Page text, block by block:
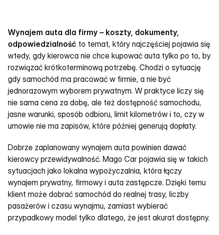
Wynajem auta dla firmy – koszty, dokumenty,
odpowiedzialność to temat, który najczęściej pojawia się
wtedy, gdy kierowca nie chce kupować auta tylko po to, by
rozwiązać krótkoterminową potrzebę. Chodzi o sytuację
gdy samochód ma pracować w firmie, a nie być
jednorazowym wyborem prywatnym. W praktyce liczy się
nie sama cena za dobę, ale też dostępność samochodu,
jasne warunki, sposób odbioru, limit kilometrów i to, czy w
umowie nie ma zapisów, które później generują dopłaty.
Dobrze zaplanowany wynajem auta powinien dawać
kierowcy przewidywalność. Mago Car pojawia się w takich
sytuacjach jako lokalna wypożyczalnia, która łączy
wynajem prywatny, firmowy i auta zastępcze. Dzięki temu
klient może dobrać samochód do realnej trasy, liczby
pasażerów i czasu wynajmu, zamiast wybierać
przypadkowy model tylko dlatego, że jest akurat dostępny.